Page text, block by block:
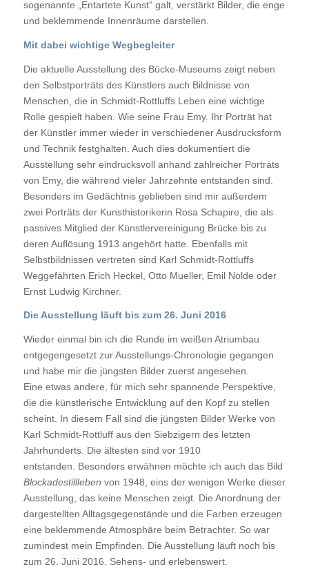
sogenannte „Entartete Kunst“ galt, verstärkt Bilder, die enge
und beklemmende Innenräume darstellen.
Mit dabei wichtige Wegbegleiter
Die aktuelle Ausstellung des Bücke-Museums zeigt neben
den Selbstporträts des Künstlers auch Bildnisse von
Menschen, die in Schmidt-Rottluffs Leben eine wichtige
Rolle gespielt haben. Wie seine Frau Emy. Ihr Porträt hat
der Künstler immer wieder in verschiedener Ausdrucksform
und Technik festghalten. Auch dies dokumentiert die
Ausstellung sehr eindrucksvoll anhand zahlreicher Porträts
von Emy, die während vieler Jahrzehnte entstanden sind.
Besonders im Gedächtnis geblieben sind mir außerdem
zwei Porträts der Kunsthistorikerin Rosa Schapire, die als
passives Mitglied der Künstlervereinigung Brücke bis zu
deren Auflösung 1913 angehört hatte. Ebenfalls mit
Selbstbildnissen vertreten sind Karl Schmidt-Rottluffs
Weggefährten Erich Heckel, Otto Mueller, Emil Nolde oder
Ernst Ludwig Kirchner.
Die Ausstellung läuft bis zum 26. Juni 2016
Wieder einmal bin ich die Runde im weißen Atriumbau
entgegengesetzt zur Ausstellungs-Chronologie gegangen
und habe mir die jüngsten Bilder zuerst angesehen.
Eine etwas andere, für mich sehr spannende Perspektive,
die die künstlerische Entwicklung auf den Kopf zu stellen
scheint. In diesem Fall sind die jüngsten Bilder Werke von
Karl Schmidt-Rottluff aus den Siebzigern des letzten
Jahrhunderts. Die ältesten sind vor 1910
entstanden. Besonders erwähnen möchte ich auch das Bild
Blockadestillleben von 1948, eins der wenigen Werke dieser
Ausstellung, das keine Menschen zeigt. Die Anordnung der
dargestellten Alltagsgegenstände und die Farben erzeugen
eine beklemmende Atmosphäre beim Betrachter. So war
zumindest mein Empfinden. Die Ausstellung läuft noch bis
zum 26. Juni 2016. Sehens- und erlebenswert.